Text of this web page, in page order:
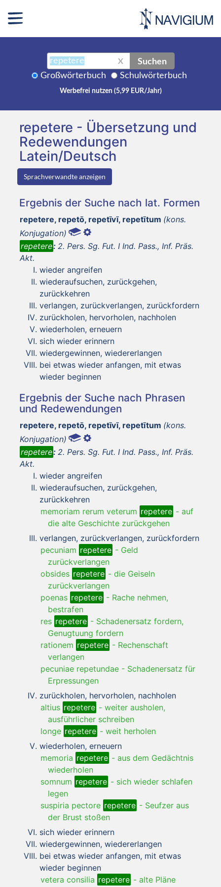
X Suchen
Großwörterbuch Schulwörterbuch
Werbefrei nutzen (5,99 EUR/Jahr)
repetere - Übersetzung und
Redewendungen
Latein/Deutsch
Sprachverwandte anzeigen
Ergebnis der Suche nach lat. Formen
repetere, repetō, repetīvī, repetītum (kons.
Konjugation)
repetere: 2. Pers. Sg. Fut. I Ind. Pass., Inf. Präs.
Akt.
wieder angreifen
wiederaufsuchen, zurückgehen,
zurückkehren
verlangen, zurückverlangen, zurückfordern
zurückholen, hervorholen, nachholen
wiederholen, erneuern
sich wieder erinnern
wiedergewinnen, wiedererlangen
bei etwas wieder anfangen, mit etwas
wieder beginnen
Ergebnis der Suche nach Phrasen
und Redewendungen
repetere, repetō, repetīvī, repetītum (kons.
Konjugation)
repetere: 2. Pers. Sg. Fut. I Ind. Pass., Inf. Präs.
Akt.
wieder angreifen
wiederaufsuchen, zurückgehen,
zurückkehren
memoriam rerum veterum repetere - auf
die alte Geschichte zurückgehen
verlangen, zurückverlangen, zurückfordern
pecuniam repetere - Geld
zurückverlangen
obsides repetere - die Geiseln
zurückverlangen
poenas repetere - Rache nehmen,
bestrafen
res repetere - Schadenersatz fordern,
Genugtuung fordern
rationem repetere - Rechenschaft
verlangen
pecuniae repetundae - Schadenersatz für
Erpressungen
zurückholen, hervorholen, nachholen
altius repetere - weiter ausholen,
ausführlicher schreiben
longe repetere - weit herholen
wiederholen, erneuern
memoria repetere - aus dem Gedächtnis
wiederholen
somnum repetere - sich wieder schlafen
legen
suspiria pectore repetere - Seufzer aus
der Brust stoßen
sich wieder erinnern
wiedergewinnen, wiedererlangen
bei etwas wieder anfangen, mit etwas
wieder beginnen
vetera consilia repetere - alte Pläne